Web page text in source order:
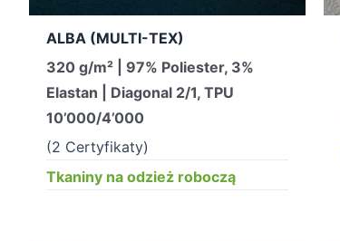
ALBA (MULTI-TEX)
320 g/m² | 97% Poliester, 3%
Elastan | Diagonal 2/1, TPU
10’000/4’000
(2 Certyfikaty)
Tkaniny na odzież roboczą